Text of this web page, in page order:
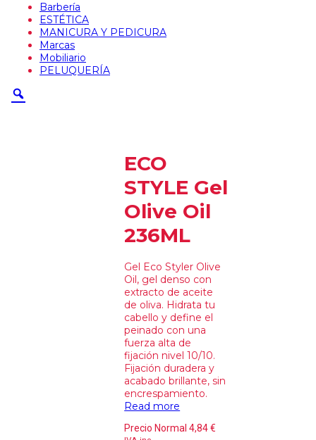
Barbería
ESTÉTICA
MANICURA Y PEDICURA
Marcas
Mobiliario
PELUQUERÍA
ECO
STYLE Gel
Olive Oil
236ML
Gel Eco Styler Olive
Oil, gel denso con
extracto de aceite
de oliva. Hidrata tu
cabello y define el
peinado con una
fuerza alta de
fijación nivel 10/10.
Fijación duradera y
acabado brillante, sin
encrespamiento.
Read more
Precio Normal4,84€